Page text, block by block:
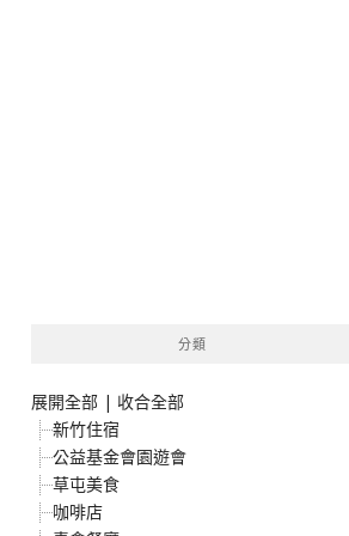
分類
展開全部 | 收合全部
新竹住宿
公益基金會園遊會
草屯美食
咖啡店